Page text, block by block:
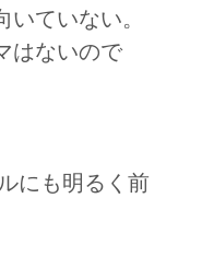
ていない。
はないので
にも明るく前